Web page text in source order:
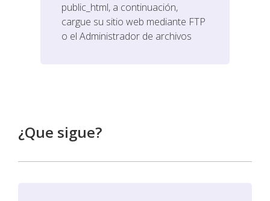
public_html, a continuación,
cargue su sitio web mediante FTP
o el Administrador de archivos
¿Que sigue?